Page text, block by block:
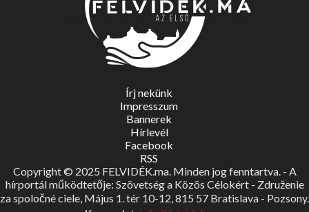
Írj nekünk
Impresszum
Bannerek
Hírlevél
Facebook
RSS
Copyright © 2025 FELVIDÉK.ma. Minden jog fenntartva. - A
hírportál működtetője: Szövetség a Közös Célokért - Združenie
za spoločné ciele, Május 1. tér 10-12, 815 57 Bratislava - Pozsony.